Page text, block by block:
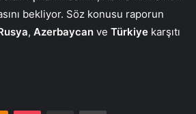
bekliyor. Söz konusu raporun
, Azerbaycan ve Türkiye karşıtı
Odnoklassniki
Pocket E-Posta ile paylaş Yazdır